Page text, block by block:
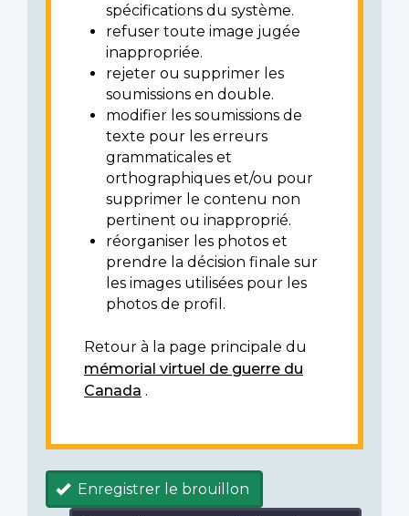
spécifications du système.
refuser toute image jugée
inappropriée.
rejeter ou supprimer les
soumissions en double.
modifier les soumissions de
texte pour les erreurs
grammaticales et
orthographiques et/ou pour
supprimer le contenu non
pertinent ou inapproprié.
réorganiser les photos et
prendre la décision finale sur
les images utilisées pour les
photos de profil.
Retour à la page principale du
mémorial virtuel de guerre du
Canada .
Enregistrer le brouillon